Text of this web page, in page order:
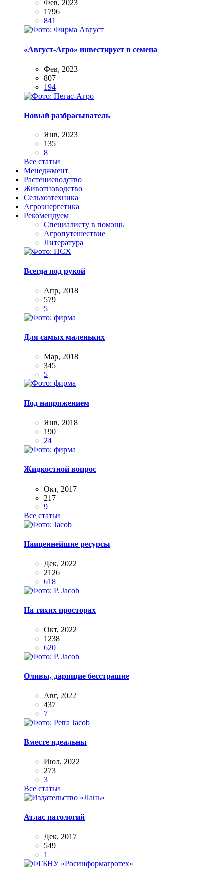
Фев, 2023
1796
841
«Август-Агро» инвестирует в семена
Фев, 2023
807
194
Новый разбрасыватель
Янв, 2023
135
8
Все статьи
Менеджмент
Растениеводство
Животноводство
Сельхозтехника
Агроэнергетика
Рекомендуем
Специалисту в помощь
Агропутешествие
Литература
Всегда под рукой
Апр, 2018
579
5
Для самых маленьких
Мар, 2018
345
5
Под напряжением
Янв, 2018
190
24
Жидкостной вопрос
Окт, 2017
217
9
Все статьи
Наиценнейшие ресурсы
Дек, 2022
2126
618
На тихих просторах
Окт, 2022
1238
620
Оливы, дарящие бесстрашие
Авг, 2022
437
7
Вместе идеальны
Июл, 2022
273
3
Все статьи
Атлас патологий
Дек, 2017
549
1